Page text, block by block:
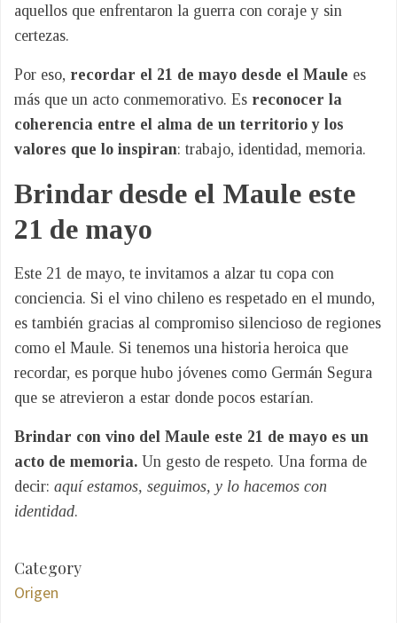
aquellos que enfrentaron la guerra con coraje y sin
certezas.
Por eso, recordar el 21 de mayo desde el Maule es
más que un acto conmemorativo. Es reconocer la
coherencia entre el alma de un territorio y los
valores que lo inspiran: trabajo, identidad, memoria.
Brindar desde el Maule este
21 de mayo
Este 21 de mayo, te invitamos a alzar tu copa con
conciencia. Si el vino chileno es respetado en el mundo,
es también gracias al compromiso silencioso de regiones
como el Maule. Si tenemos una historia heroica que
recordar, es porque hubo jóvenes como Germán Segura
que se atrevieron a estar donde pocos estarían.
Brindar con vino del Maule este 21 de mayo es un
acto de memoria. Un gesto de respeto. Una forma de
decir: aquí estamos, seguimos, y lo hacemos con
identidad.
Category
Origen